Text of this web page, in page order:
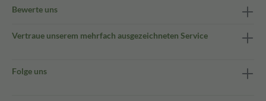
Bewerte uns
Vertraue unserem mehrfach ausgezeichneten Service
Folge uns